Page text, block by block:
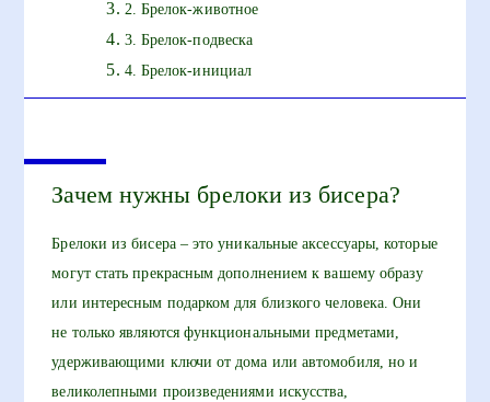
2. Брелок-животное
3. Брелок-подвеска
4. Брелок-инициал
Зачем нужны брелоки из бисера?
Брелоки из бисера – это уникальные аксессуары, которые
могут стать прекрасным дополнением к вашему образу
или интересным подарком для близкого человека. Они
не только являются функциональными предметами,
удерживающими ключи от дома или автомобиля, но и
великолепными произведениями искусства,